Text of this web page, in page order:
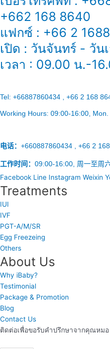
+662 168 8640
แฟกซ์ : +66 2
เปิด : วันจันทร์ - วัน
เวลา : 09.00 น.-
Tel: +66887860434 , +66 2 168
Working Hours: 09:00-16:00 ,
电话： +660887860434 , +66 2
工作时间： 09:00-16:00, 周一至周
Facebook Line Instagram Weixin
Treatments
IUI
IVF
PGT-A/M/SR
Egg Freezeing
Others
About Us
Why iBaby?
Testimonial
Package & Promotion
Blog
Contact Us
ติดต่อเพื่อขอรับคำปรึกษาจากคุณหมอ